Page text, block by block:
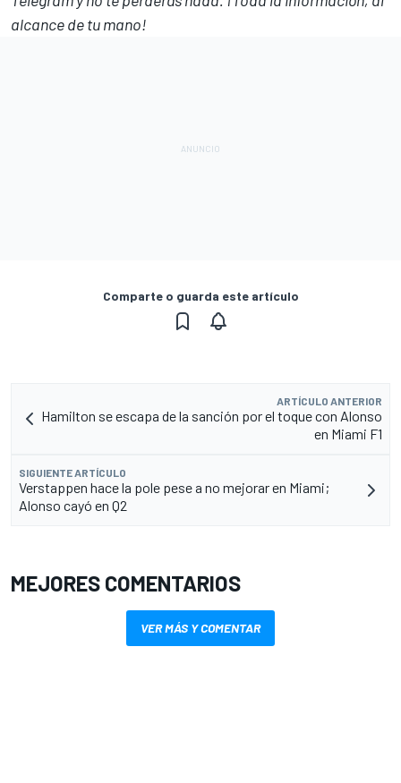
alcance de tu mano!
Comparte o guarda este artículo
ARTÍCULO ANTERIOR
Hamilton se escapa de la sanción por el toque con Alonso
en Miami F1
SIGUIENTE ARTÍCULO
Verstappen hace la pole pese a no mejorar en Miami;
Alonso cayó en Q2
MEJORES COMENTARIOS
VER MÁS Y COMENTAR